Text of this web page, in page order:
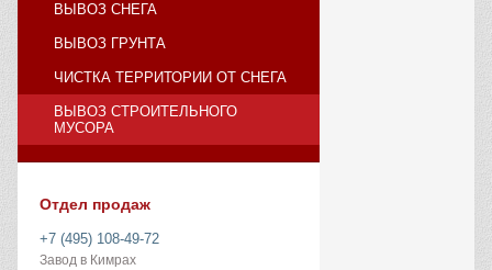
ВЫВОЗ СНЕГА
ВЫВОЗ ГРУНТА
ЧИСТКА ТЕРРИТОРИИ ОТ СНЕГА
ВЫВОЗ СТРОИТЕЛЬНОГО
МУСОРА
Отдел продаж
+7 (495) 108-49-72
Завод в Кимрах